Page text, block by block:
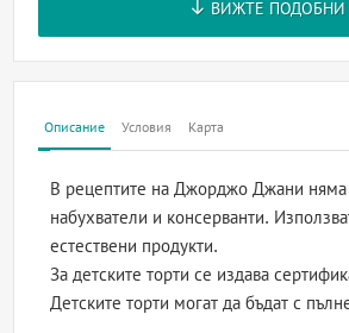
ВИЖТЕ ПОДОБНИ
Описание Условия Карта
В рецептите на Джорджо Джани няма
набухватели и консерванти.
естествени продукти.
За детските торти се издава
Детските торти могат да бъдат с